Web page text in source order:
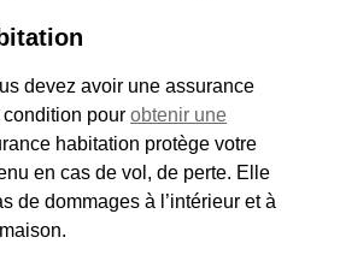
devez avoir une assurance
pour obtenir une
habitation protège votre
en cas de vol, de perte. Elle
de dommages à l’intérieur et à